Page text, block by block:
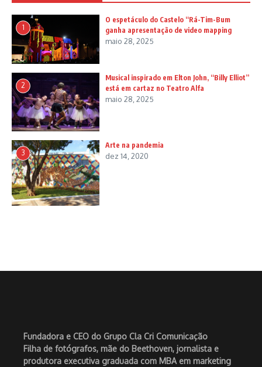
1
O espetáculo do Castelo “Rá-Tim-Bum
ganha apresentação de video mapping
maio 28, 2025
2
Musical inspirado em Elton John, “Billy Elliot”
está em cartaz no Teatro Alfa
maio 28, 2025
3
Arte na pandemia
dez 14, 2020
Fundadora e CEO do Grupo Cla Cri Comunicação
Filha de fotógrafos, mãe do Beethoven, jornalista e
produtora executiva graduada com MBA em marketing